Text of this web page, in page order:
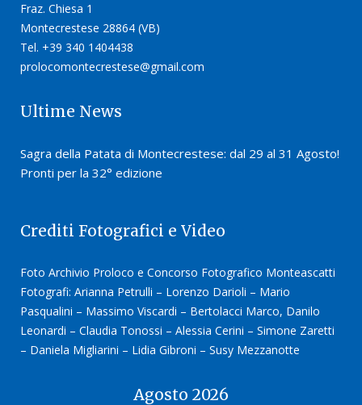
Fraz. Chiesa 1
Montecrestese 28864 (VB)
Tel. +39 340 1404438
prolocomontecrestese@gmail.com
Ultime News
Sagra della Patata di Montecrestese: dal 29 al 31 Agosto!
Pronti per la 32° edizione
Crediti Fotografici e Video
Foto Archivio Proloco e Concorso Fotografico Monteascatti
Fotografi: Arianna Petrulli – Lorenzo Darioli – Mario
Pasqualini – Massimo Viscardi – Bertolacci Marco, Danilo
Leonardi – Claudia Tonossi – Alessia Cerini – Simone Zaretti
– Daniela Migliarini – Lidia Gibroni – Susy Mezzanotte
Agosto 2026